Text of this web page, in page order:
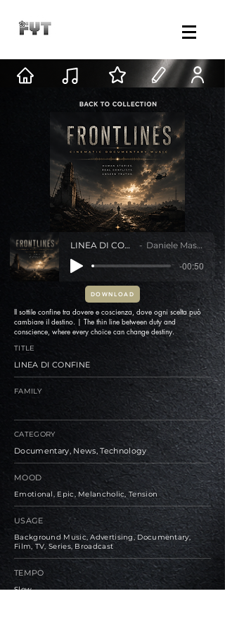
LINEA DI CONFINE Daniele Mastracci
-00:50
DOWNLOAD
Il sottile confine tra dovere e coscienza, dove ogni scelta può
cambiare il destino. | The thin line between duty and
conscience, where every choice can change destiny.
TITLE
LINEA DI CONFINE
FAMILY
CATEGORY
Documentary, News, Technology
MOOD
Emotional, Epic, Melancholic, Tension
USAGE
Background Music, Advertising, Documentary,
Film, TV, Series, Broadcast
TEMPO
Slow